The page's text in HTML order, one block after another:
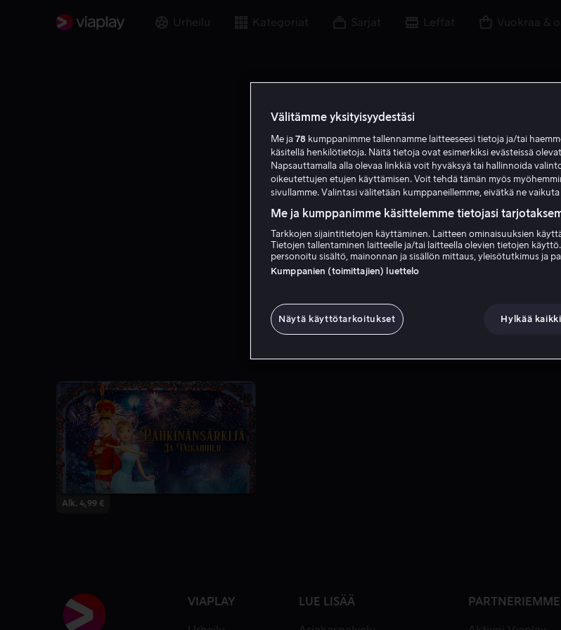
Urheilu Kategoriat Sarjat Leffat Vuokraa &
P I
Petr
Alk. 4,99 €
VIAPLAY LUE LISÄÄ
Välitämme yksityisyydestäsi
Me ja 78 kumppanimme tallennamme laitteeseesi tietoja ja/tai
käsitellä henkilötietoja. Näitä tietoja ovat esimerkiksi evästeissä
Napsauttamalla alla olevaa linkkiä voit hyväksyä tai hallinnoida
oikeutettujen etujen käyttämisen. Voit tehdä tämän myös
sivullamme. Valintasi välitetään kumppaneillemme, eivätkä ne vaikuta
Me ja kumppanimme käsittelemme tietojasi
Tarkkojen sijaintitietojen käyttäminen. Laitteen ominaisuuksien
Tietojen tallentaminen laitteelle ja/tai laitteella olevien tietojen
personoitu sisältö, mainonnan ja sisällön mittaus, yleisötutkimus ja
Kumppanien (toimittajien) luettelo
Näytä käyttötarkoitukset Hylkää kaikki